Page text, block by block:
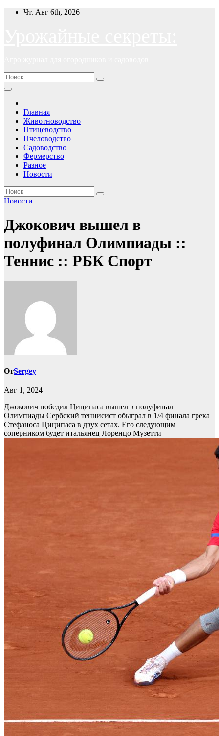
ПерейтиЧт. Авг 6th, 2026
Главная
Животноводство
Птицеводство
Пчеловодство
Садоводство
Фермерство
Разное
Новости
Новости
Джокович вышел в
полуфинал Олимпиады ::
Теннис :: РБК Спорт
ОтSergey
Авг 1, 2024
Джокович победил Циципаса вышел в полуфинал
Олимпиады Сербский теннисист обыграл в 1/4 финала грека
Стефаноса Циципаса в двух сетах. Его следующим
соперником будет итальянец Лоренцо Музетти